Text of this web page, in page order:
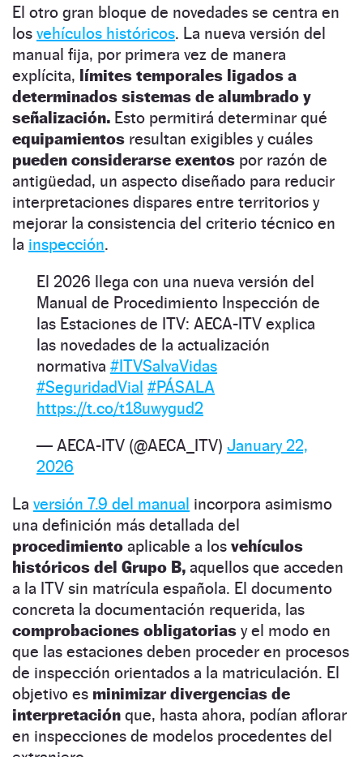
El otro gran bloque de novedades se centra en
los vehículos históricos. La nueva versión del
manual fija, por primera vez de manera
explícita, límites temporales ligados a
determinados sistemas de alumbrado y
señalización. Esto permitirá determinar qué
equipamientos resultan exigibles y cuáles
pueden considerarse exentos por razón de
antigüedad, un aspecto diseñado para reducir
interpretaciones dispares entre territorios y
mejorar la consistencia del criterio técnico en
la inspección.
El 2026 llega con una nueva versión del
Manual de Procedimiento Inspección de
las Estaciones de ITV: AECA-ITV explica
las novedades de la actualización
normativa #ITVSalvaVidas
#SeguridadVial #PÁSALA
https://t.co/t18uwygud2
— AECA-ITV (@AECA_ITV) January 22,
2026
La versión 7.9 del manual incorpora asimismo
una definición más detallada del
procedimiento aplicable a los vehículos
históricos del Grupo B, aquellos que acceden
a la ITV sin matrícula española. El documento
concreta la documentación requerida, las
comprobaciones obligatorias y el modo en
que las estaciones deben proceder en procesos
de inspección orientados a la matriculación. El
objetivo es minimizar divergencias de
interpretación que, hasta ahora, podían aflorar
en inspecciones de modelos procedentes del